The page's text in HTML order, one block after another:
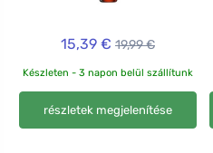
15,39 € 19,99 €
Készleten - 3 napon belül szállítunk
részletek megjelenítése